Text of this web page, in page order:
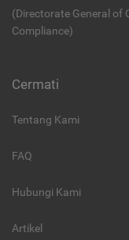
(Directorate General of
Compliance)
Cermati
Tentang Kami
FAQ
Hubungi Kami
Artikel